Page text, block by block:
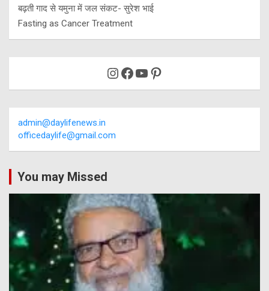
बढ़ती गाद से यमुना में जल संकट- सुरेश भाई
Fasting as Cancer Treatment
Instagram
Facebook
YouTube
Pinterest
admin@daylifenews.in
officedaylife@gmail.com
You may Missed